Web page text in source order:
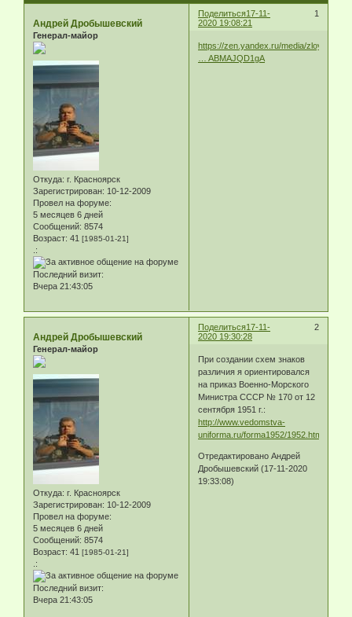
Поделиться 1
17-11-
2020 19:08:21
Андрей Дробышевский
Генерал-майор
Откуда: г. Красноярск
Зарегистрирован: 10-12-2009
Провел на форуме:
5 месяцев 6 дней
Сообщений: 8574
Возраст: 41 [1985-01-21]
.:
Последний визит:
Вчера 21:43:05
https://zen.yandex.ru/media/zloytam/
… ABMAJQD1gA
Поделиться 2
17-11-
2020 19:30:28
Андрей Дробышевский
Генерал-майор
Откуда: г. Красноярск
Зарегистрирован: 10-12-2009
Провел на форуме:
5 месяцев 6 дней
Сообщений: 8574
Возраст: 41 [1985-01-21]
.:
Последний визит:
Вчера 21:43:05
При создании схем знаков
различия я ориентировался
на приказ Военно-Морского
Министра СССР № 170 от 12
сентября 1951 г.:
http://www.vedomstva-
uniforma.ru/forma1952/1952.html#13
Отредактировано Андрей
Дробышевский (17-11-2020
19:33:08)